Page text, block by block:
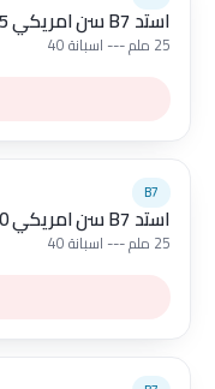
استد B7 سن امريكي 125 * 1 انج
25 ملم --- اسبانة 40
B7
استد B7 سن امريكي 150 * 1 انج
25 ملم --- اسبانة 40